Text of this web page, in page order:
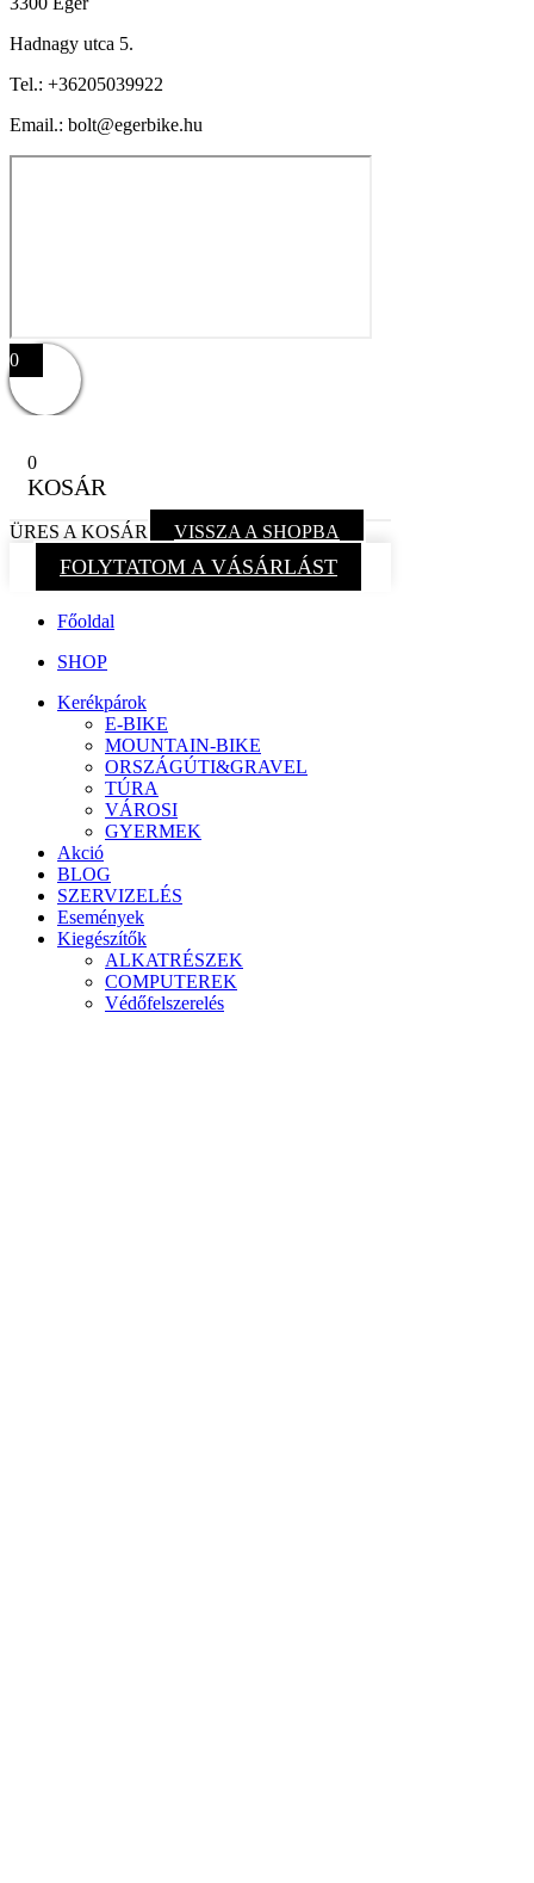
Hadnagy utca 5.
Tel.: +36205039922
Email.: bolt@egerbike.hu
0
0
KOSÁR
ÜRES A KOSÁR VISSZA A SHOPBA
FOLYTATOM A VÁSÁRLÁST
Főoldal
SHOP
Kerékpárok
E-BIKE
MOUNTAIN-BIKE
ORSZÁGÚTI&GRAVEL
TÚRA
VÁROSI
GYERMEK
Akció
BLOG
SZERVIZELÉS
Események
Kiegészítők
ALKATRÉSZEK
COMPUTEREK
Védőfelszerelés